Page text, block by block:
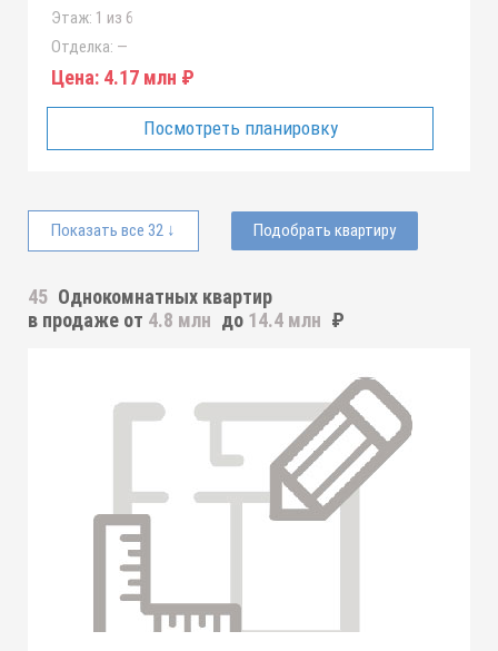
Этаж: 1 из 6
Отделка: —
Цена: 4.17 млн ₽
Посмотреть планировку
Показать все 32 ↓ Подобрать квартиру
45 Однокомнатных квартир
в продаже от 4.8 млн до 14.4 млн ₽